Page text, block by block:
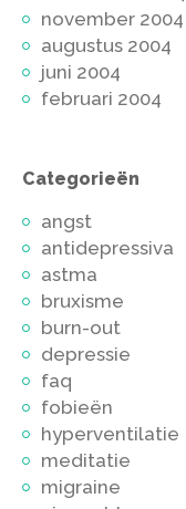
november 2004
augustus 2004
juni 2004
februari 2004
Categorieën
angst
antidepressiva
astma
bruxisme
burn-out
depressie
faq
fobieën
hyperventilatie
meditatie
migraine